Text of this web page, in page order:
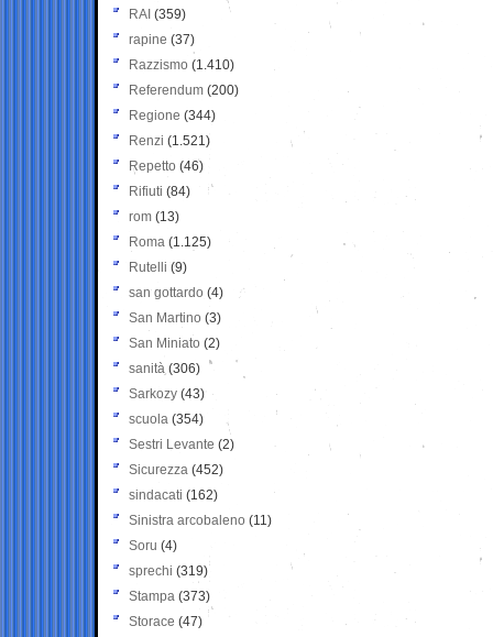
RAI (359)
rapine (37)
Razzismo (1.410)
Referendum (200)
Regione (344)
Renzi (1.521)
Repetto (46)
Rifiuti (84)
rom (13)
Roma (1.125)
Rutelli (9)
san gottardo (4)
San Martino (3)
San Miniato (2)
sanità (306)
Sarkozy (43)
scuola (354)
Sestri Levante (2)
Sicurezza (452)
sindacati (162)
Sinistra arcobaleno (11)
Soru (4)
sprechi (319)
Stampa (373)
Storace (47)